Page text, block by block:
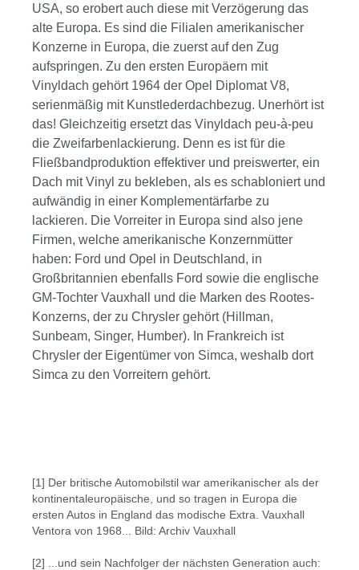
USA, so erobert auch diese mit Verzögerung das
alte Europa. Es sind die Filialen amerikanischer
Konzerne in Europa, die zuerst auf den Zug
aufspringen. Zu den ersten Europäern mit
Vinyldach gehört 1964 der Opel Diplomat V8,
serienmäßig mit Kunstlederdachbezug. Unerhört ist
das! Gleichzeitig ersetzt das Vinyldach peu-à-peu
die Zweifarbenlackierung. Denn es ist für die
Fließbandproduktion effektiver und preiswerter, ein
Dach mit Vinyl zu bekleben, als es schabloniert und
aufwändig in einer Komplementärfarbe zu
lackieren. Die Vorreiter in Europa sind also jene
Firmen, welche amerikanische Konzernmütter
haben: Ford und Opel in Deutschland, in
Großbritannien ebenfalls Ford sowie die englische
GM-Tochter Vauxhall und die Marken des Rootes-
Konzerns, der zu Chrysler gehört (Hillman,
Sunbeam, Singer, Humber). In Frankreich ist
Chrysler der Eigentümer von Simca, weshalb dort
Simca zu den Vorreitern gehört.
[1] Der britische Automobilstil war amerikanischer als der
kontinentaleuropäische, und so tragen in Europa die
ersten Autos in England das modische Extra. Vauxhall
Ventora von 1968... Bild: Archiv Vauxhall
[2] ...und sein Nachfolger der nächsten Generation auch: